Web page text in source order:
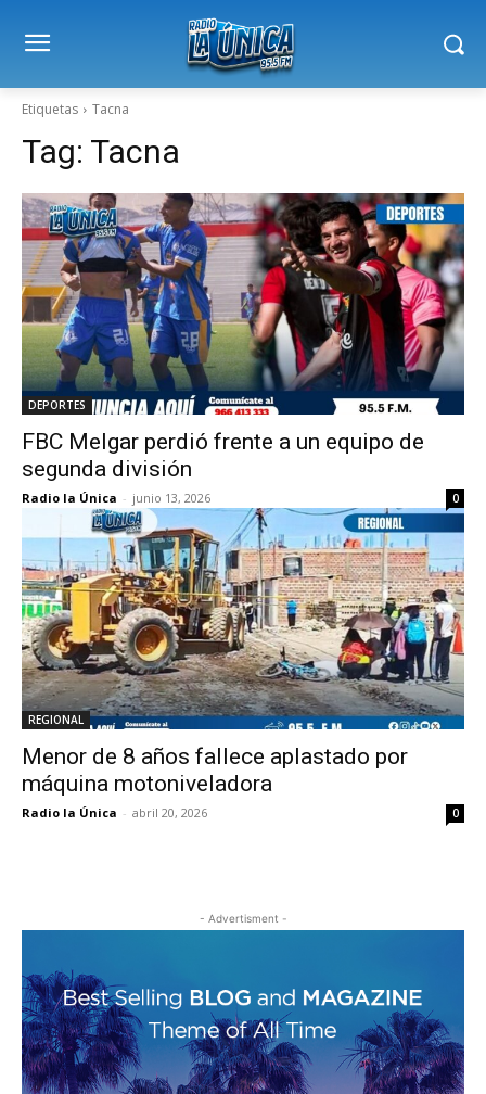
Etiquetas Tacna
Tag: Tacna
DEPORTES
FBC Melgar perdió frente a un equipo de
segunda división
Radio la Única - junio 13, 2026 0
REGIONAL
Menor de 8 años fallece aplastado por
máquina motoniveladora
Radio la Única - abril 20, 2026 0
- Advertisment -